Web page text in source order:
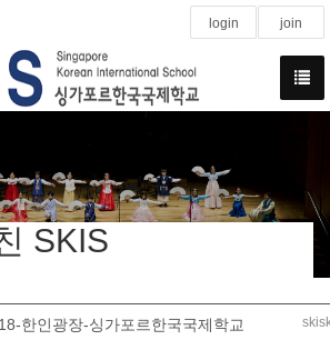
login join
SKIS
한인광장-싱가포르한국국제학교